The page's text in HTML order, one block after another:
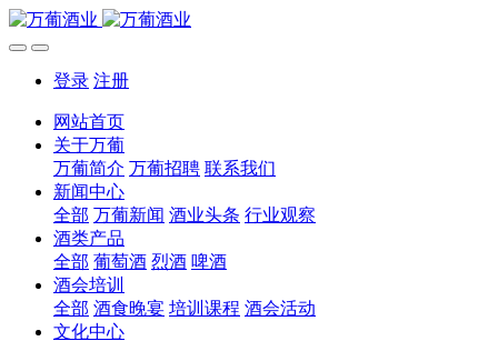
登录 注册
网站首页
关于万葡
万葡简介 万葡招聘 联系我们
新闻中心
全部 万葡新闻 酒业头条 行业观察
酒类产品
全部 葡萄酒 烈酒 啤酒
酒会培训
全部 酒食晚宴 培训课程 酒会活动
文化中心